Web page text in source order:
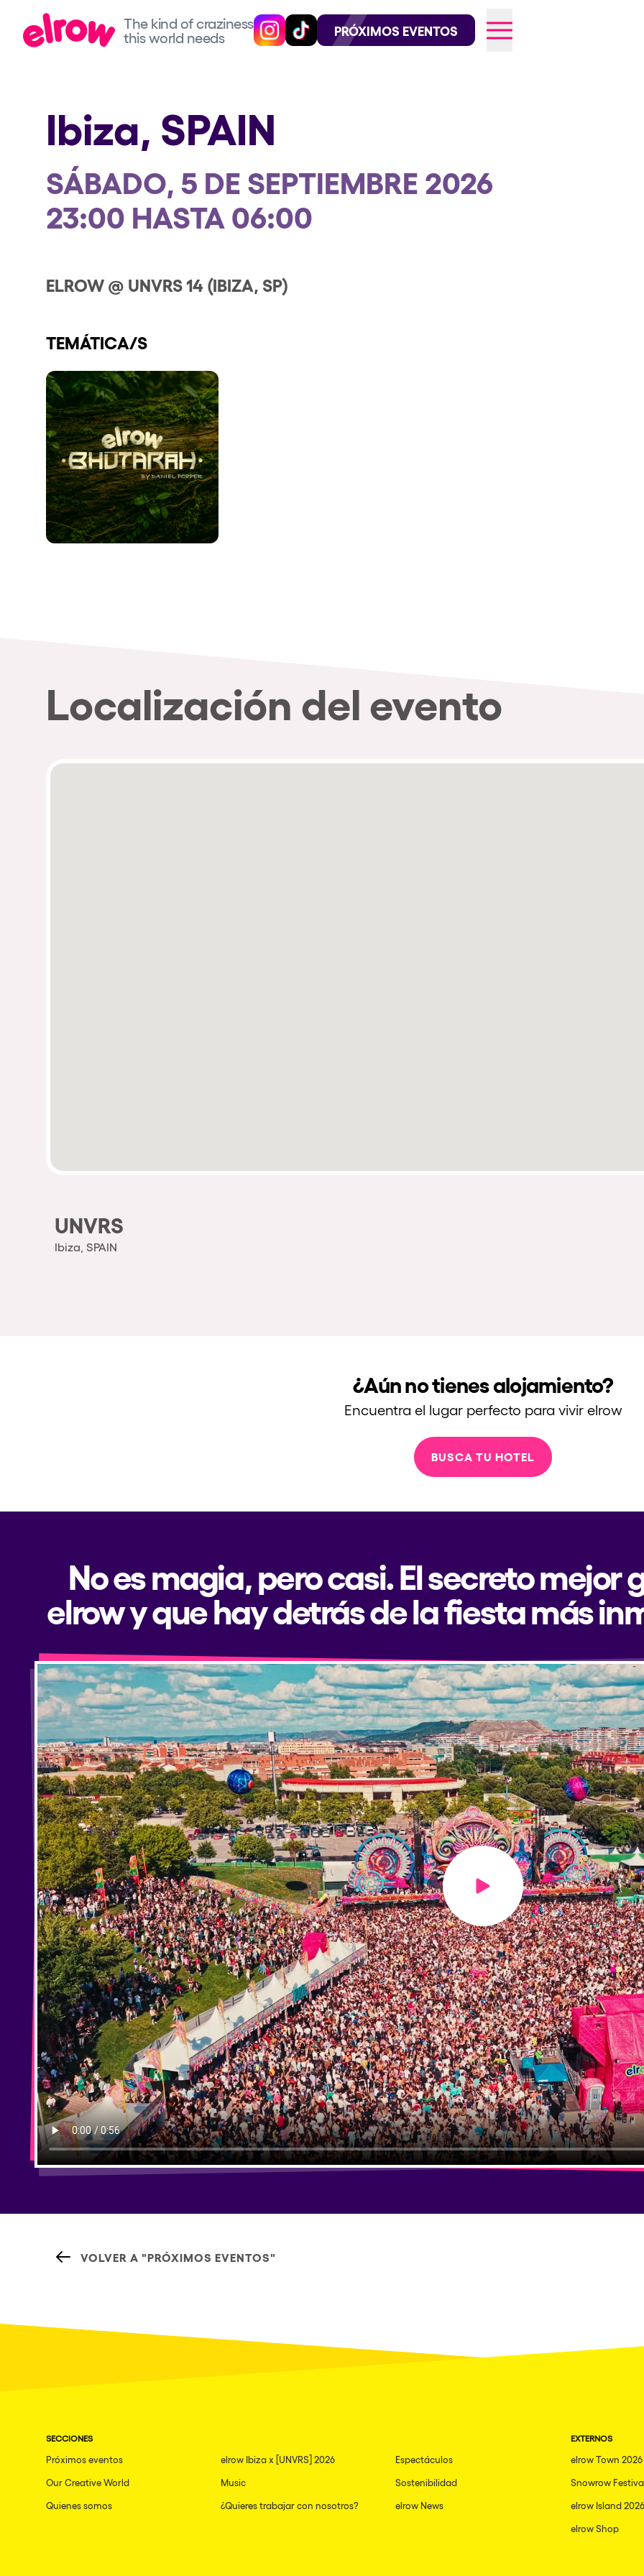
The kind of craziness
this world needs
Sigue @elrowofficial en Instagram
Sigue @elrowofficial en TikTok
PRÓXIMOS EVENTOS
The kind of craziness
this world needs
elrow Ibiza x [UNVRS] 2026
elrow Town 2026
Snowrow Festival 2026
elrow Island 2026
Espectáculos
Our Creative World
Music
Sostenibilidad
Quienes somos
Ibiza, SPAIN
SÁBADO, 5 DE SEPTIEMBRE 2026
23:00 HASTA 06:00
ELROW @ UNVRS 14 (IBIZA, SP)
TEMÁTICA/S
Localización del evento
UNVRS
Ibiza, SPAIN
¿Aún no tienes alojamiento?
Encuentra el lugar perfecto para vivir elrow
BUSCA TU HOTEL
No es magia, pero casi. El secreto mejor
elrow y que hay detrás de la fiesta más
Play video
VOLVER A "PRÓXIMOS EVENTOS"
SECCIONES
Próximos eventos elrow Ibiza x [UNVRS] 2026 Espectáculos
Our Creative World Music Sostenibilidad
Quienes somos ¿Quieres trabajar con nosotros? elrow News
EXTERNOS
elrow Town 2026
Snowrow
elrow Island 2026
elrow Shop